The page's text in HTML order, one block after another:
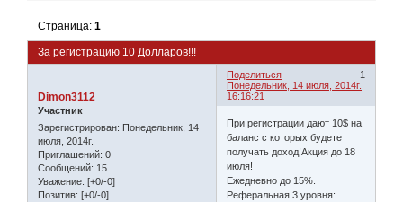
За регистрацию 10 Долларов!!!
Страница:1
Поделиться
1
Понедельник, 14 июля, 2014г.
16:16:21
Dimon3112
Участник
Зарегистрирован: Понедельник, 14
июля, 2014г.
Приглашений: 0
Сообщений: 15
Уважение: [+0/-0]
Позитив: [+0/-0]
При регистрации дают 10$ на
баланс с которых будете
получать доход!Акция до 18
июля!
Ежедневно до 15%.
Реферальная 3 уровня: